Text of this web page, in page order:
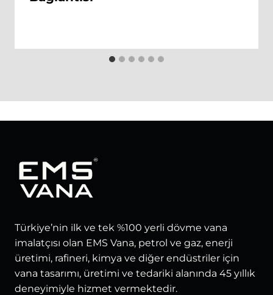
Türkiye’nin ilk ve tek %100 yerli dövme vana
imalatçısı olan EMS Vana, petrol ve gaz, enerji
üretimi, rafineri, kimya ve diğer endüstriler için
vana tasarımı, üretimi ve tedariki alanında 45 yıllık
deneyimiyle hizmet vermektedir.